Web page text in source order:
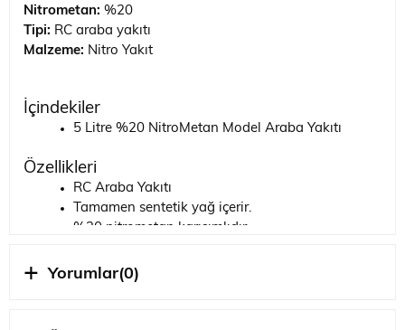
Nitrometan: %20
Tipi: RC araba yakıtı
Malzeme: Nitro Yakıt
İçindekiler
5 Litre %20 NitroMetan Model Araba Yakıtı
Özellikleri
RC Araba Yakıtı
Tamamen sentetik yağ içerir.
%20 nitrometan karışımlıdır.
BU ÜRÜNÜ BİTİRMEK İÇİN İHTİYACINIZ OLAN
Yorumlar(0)